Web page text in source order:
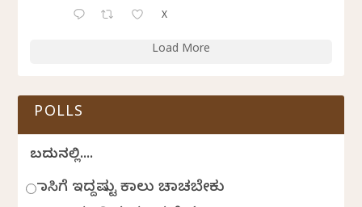
X
Load More
POLLS
ಬದುಕಿನಲ್ಲಿ....
ಹಾಸಿಗೆ ಇದ್ದಷ್ಟು ಕಾಲು ಚಾಚಬೇಕು